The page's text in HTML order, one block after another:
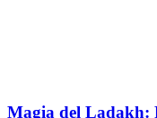
Magia del Ladakh: